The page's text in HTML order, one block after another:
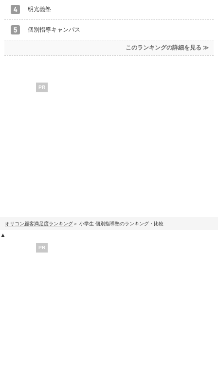
明光義塾
個別指導キャンパス
このランキングの詳細を見る ≫
PR
オリコン顧客満足度ランキング 小学生 個別指導塾のランキング・比較
▲
PR